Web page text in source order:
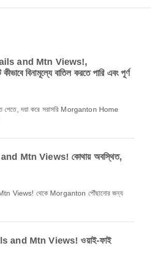
and Mtn Views!,
বিনামূল্যে বাতিল করতে পারি এবং পূর্ণ
পেতে, দয়া করে সরাসরি Morganton Home
Mtn Views! কোথায় অবস্থিত,
Views! থেকে Morganton পৌঁছানোর জন্য
and Mtn Views! ওয়াই-ফাই